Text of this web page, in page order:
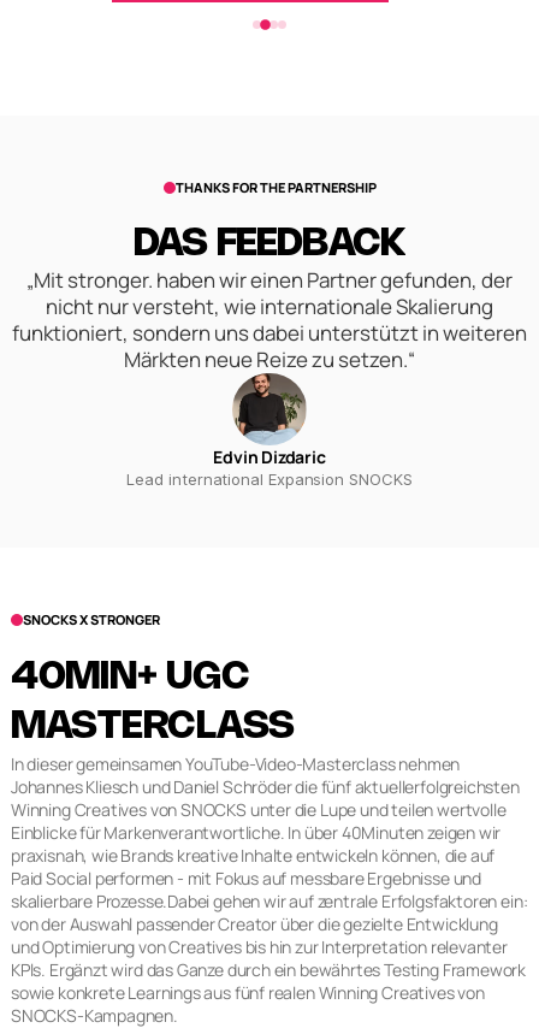
THANKS FOR THE PARTNERSHIP
DAS FEEDBACK
„Mit stronger. haben wir einen Partner gefunden, der
nicht nur versteht, wie internationale Skalierung
funktioniert, sondern uns dabei unterstützt in weiteren
Märkten neue Reize zu setzen.“
Edvin Dizdaric
Lead international Expansion SNOCKS
SNOCKS X STRONGER
40MIN+ UGC
MASTERCLASS
In dieser gemeinsamen YouTube-Video-Masterclass nehmen
Johannes Kliesch und Daniel Schröder die fünf aktuellerfolgreichsten
Winning Creatives von SNOCKS unter die Lupe und teilen wertvolle
Einblicke für Markenverantwortliche. In über 40Minuten zeigen wir
praxisnah, wie Brands kreative Inhalte entwickeln können, die auf
Paid Social performen - mit Fokus auf messbare Ergebnisse und
skalierbare Prozesse.Dabei gehen wir auf zentrale Erfolgsfaktoren ein:
von der Auswahl passender Creator über die gezielte Entwicklung
und Optimierung von Creatives bis hin zur Interpretation relevanter
KPls. Ergänzt wird das Ganze durch ein bewährtes Testing Framework
sowie konkrete Learnings aus fünf realen Winning Creatives von
SNOCKS-Kampagnen.